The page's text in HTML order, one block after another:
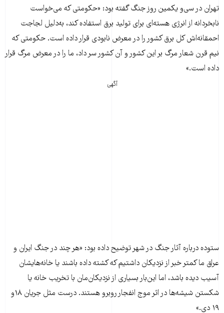
تهران در سی‌و یکمین روز جنگ گفته بود: «حکومتی که می‌خواست
نابخردانه از انرژی هسته‌ای برای تولید برق استفاده کند، به‌دلیل لجاجت
احمقانه‌اش کل برق کشور را در معرض نابودی قرار داده است. حکومتی که
نیم قرن شعار مرگ بر این کشور و آن کشور سر داد، ما را در معرض مرگ قرار
داده است.»
آگهی
ستوده درباره آثار جنگ در شهر توضیح داده بود: «هر چند در جنگ ایران و
عراق ما کمتر خبر از نزدیکان داشتیم که کشته داده باشند یا خانه‌هایشان
آسیب دیده باشد، اما این‌بار بسیاری از نزدیکان‌مان با تخریب خانه یا
شکستن شیشه‌ها در اثر موج انفجار روبرو هستند. درست مثل جریان ۱۸و
۱۹ دی.»